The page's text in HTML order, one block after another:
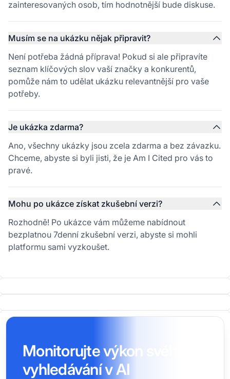
zainteresovaných osob, tím hodnotnější bude diskuse.
Musím se na ukázku nějak připravit?
Není potřeba žádná příprava! Pokud si ale připravíte
seznam klíčových slov vaší značky a konkurentů,
pomůže nám to udělat ukázku relevantnější pro vaše
potřeby.
Je ukázka zdarma?
Ano, všechny ukázky jsou zcela zdarma a bez závazku.
Chceme, abyste si byli jisti, že je Am I Cited pro vás to
pravé.
Mohu po ukázce získat zkušební verzi?
Rozhodně! Po ukázce vám můžeme nabídnout
bezplatnou 7denní zkušební verzi, abyste si mohli
platformu sami vyzkoušet.
Monitorujte výkon svého
vyhledávání v AI